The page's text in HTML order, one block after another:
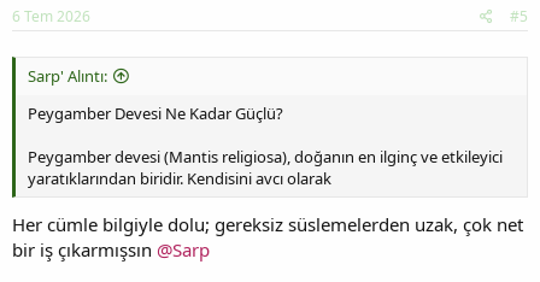
6 Tem 2026 #5
Sarp' Alıntı:
Peygamber Devesi Ne Kadar Güçlü?
Peygamber devesi (Mantis religiosa), doğanın en ilginç ve etkileyici
yaratıklarından biridir. Kendisini avcı olarak
Her cümle bilgiyle dolu; gereksiz süslemelerden uzak, çok net
bir iş çıkarmışsın @Sarp